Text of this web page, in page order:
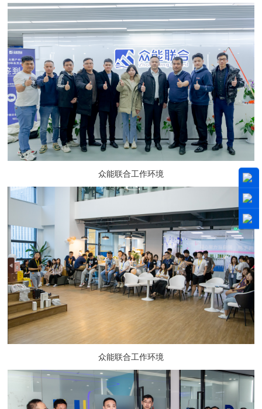
众能联合工作环境
众能联合工作环境